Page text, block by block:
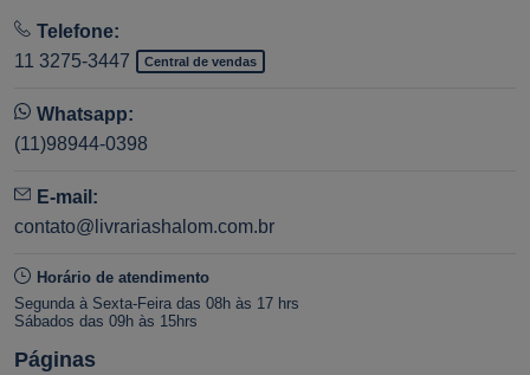
Telefone:
11 3275-3447
Central de vendas
Whatsapp:
(11)98944-0398
E-mail:
contato@livrariashalom.com.br
Horário de atendimento
Segunda à Sexta-Feira das 08h às 17 hrs
Sábados das 09h às 15hrs
Páginas